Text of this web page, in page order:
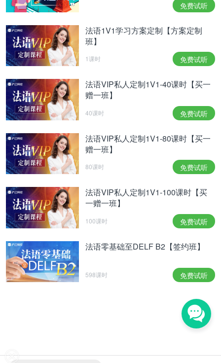
免费试听
法语1V1学习方案定制【方案定制
班】
1课时 免费试听
法语VIP私人定制1V1-40课时【买一
赠一班】
40课时 免费试听
法语VIP私人定制1V1-80课时【买一
赠一班】
80课时 免费试听
法语VIP私人定制1V1-100课时【买
一赠一班】
100课时 免费试听
法语零基础至DELF B2【签约班】
598课时 免费试听